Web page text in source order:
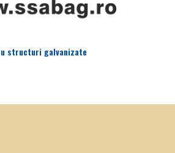
structuri galvanizate